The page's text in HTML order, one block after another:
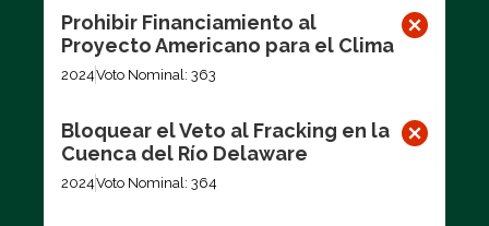
Prohibir Financiamiento al
Proyecto Americano para el Clima
2024Voto Nominal: 363
Bloquear el Veto al Fracking en la
Cuenca del Río Delaware
2024Voto Nominal: 364